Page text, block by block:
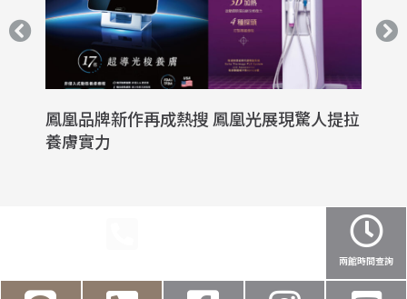
鳳凰品牌新作再成熱搜 鳳凰光展現驚人提拉
養膚實力
兩館時間查詢